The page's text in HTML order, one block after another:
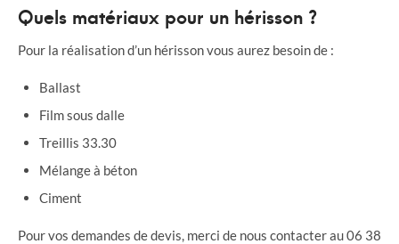
Quels matériaux pour un hérisson ?
Pour la réalisation d’un hérisson vous aurez besoin de :
Ballast
Film sous dalle
Treillis 33.30
Mélange à béton
Ciment
Pour vos demandes de devis, merci de nous contacter au 06 38